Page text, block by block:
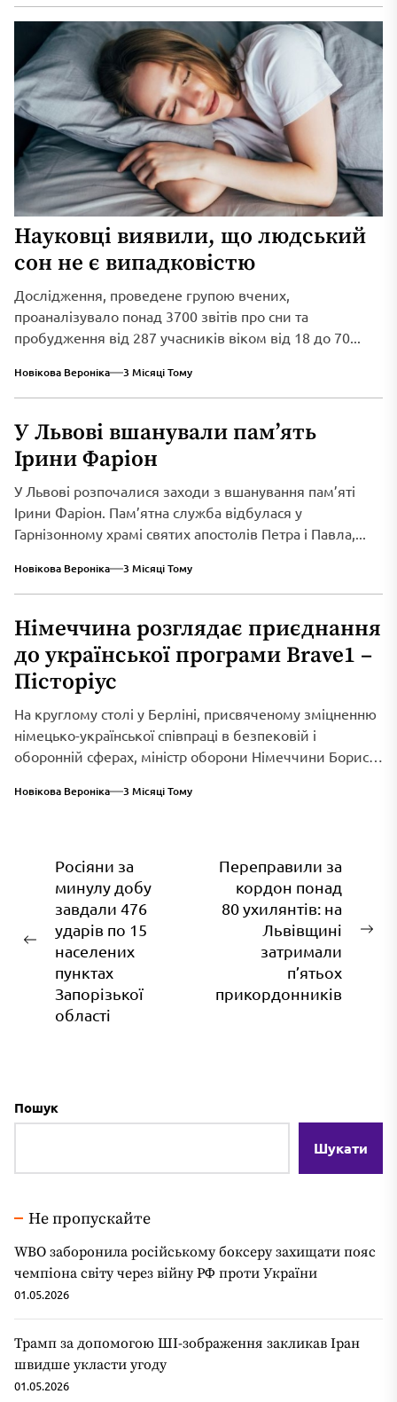
Науковці виявили, що людський
сон не є випадковістю
Дослідження, проведене групою вчених,
проаналізувало понад 3700 звітів про сни та
пробудження від 287 учасників віком від 18 до 70...
Новікова Вероніка 3 Місяці Тому
У Львові вшанували пам’ять
Ірини Фаріон
У Львові розпочалися заходи з вшанування пам’яті
Ірини Фаріон. Пам’ятна служба відбулася у
Гарнізонному храмі святих апостолів Петра і Павла,...
Новікова Вероніка 3 Місяці Тому
Німеччина розглядає приєднання
до української програми Brave1 –
Пісторіус
На круглому столі у Берліні, присвяченому зміцненню
німецько-української співпраці в безпековій і
оборонній сферах, міністр оборони Німеччини Борис
Новікова Вероніка 3 Місяці Тому
Навігація
записів
Попередній
запис:
Росіяни за
минулу добу
завдали 476
ударів по 15
населених
пунктах
Запорізької
області
Переправили за
кордон понад
80 ухилянтів: на
Львівщині
затримали
п’ятьох
прикордонників
Пошук
Шукати
Не пропускайте
WBO заборонила російському боксеру захищати пояс
чемпіона світу через війну РФ проти України
01.05.2026
Трамп за допомогою ШІ-зображення закликав Іран
швидше укласти угоду
01.05.2026